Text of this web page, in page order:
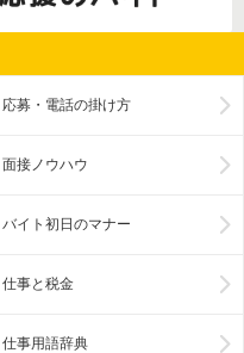
応募・電話の掛け方
面接ノウハウ
バイト初日のマナー
仕事と税金
仕事用語辞典